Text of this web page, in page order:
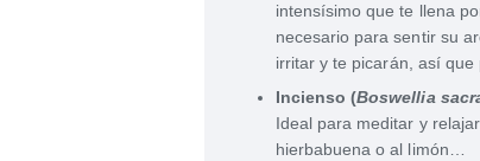
intensísimo que te llena
necesario para sentir su
irritar y te picarán, así
Incienso (Boswellia
Ideal para meditar y
hierbabuena o al limón…